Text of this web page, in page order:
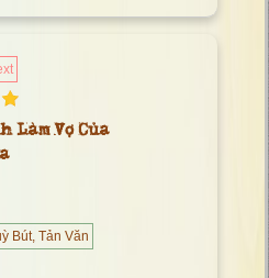
Làm Vợ Của
Bút, Tản Văn